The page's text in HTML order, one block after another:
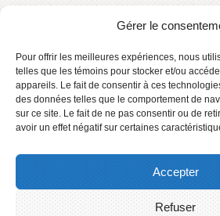
Gérer le
Pour offrir les meilleures expériences, nous
telles que les témoins pour stocker et/ou
appareils. Le fait de consentir à ces
des données telles que le comportement de
sur ce site. Le fait de ne pas consentir ou de
avoir un effet négatif sur certaines
Accepter
Refuser
BONNES VACANCES
Bonjour, Veuillez noter que nous
la période estivale du 5 juillet en
août 2019 inclusivement. Nous
le lundi 12 août[…]